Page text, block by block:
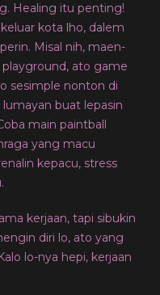
Healing itu penting!
kota lho, dalem
Misal nih, maen-
ato game
sesimple nonton di
buat lepasin
main paintball
yang macu
kepacu, stress
kerjaan, tapi sibukin
diri lo, ato yang
lo-nya hepi, kerjaan